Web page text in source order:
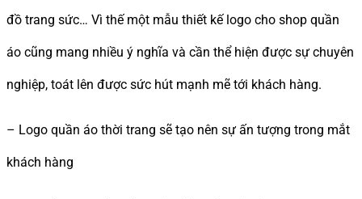
đồ trang sức… Vì thế một mẫu thiết kế logo cho shop quần
áo cũng mang nhiều ý nghĩa và cần thể hiện được sự chuyên
nghiệp, toát lên được sức hút mạnh mẽ tới khách hàng.
– Logo quần áo thời trang sẽ tạo nên sự ấn tượng trong mắt
khách hàng